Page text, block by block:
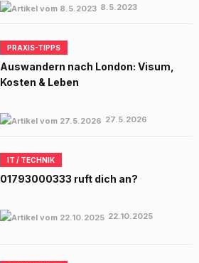
8.5.2023
PRAXIS-TIPPS
Auswandern nach London: Visum,
Kosten & Leben
27.5.2026
IT / TECHNIK
01793000333 ruft dich an?
22.10.2025